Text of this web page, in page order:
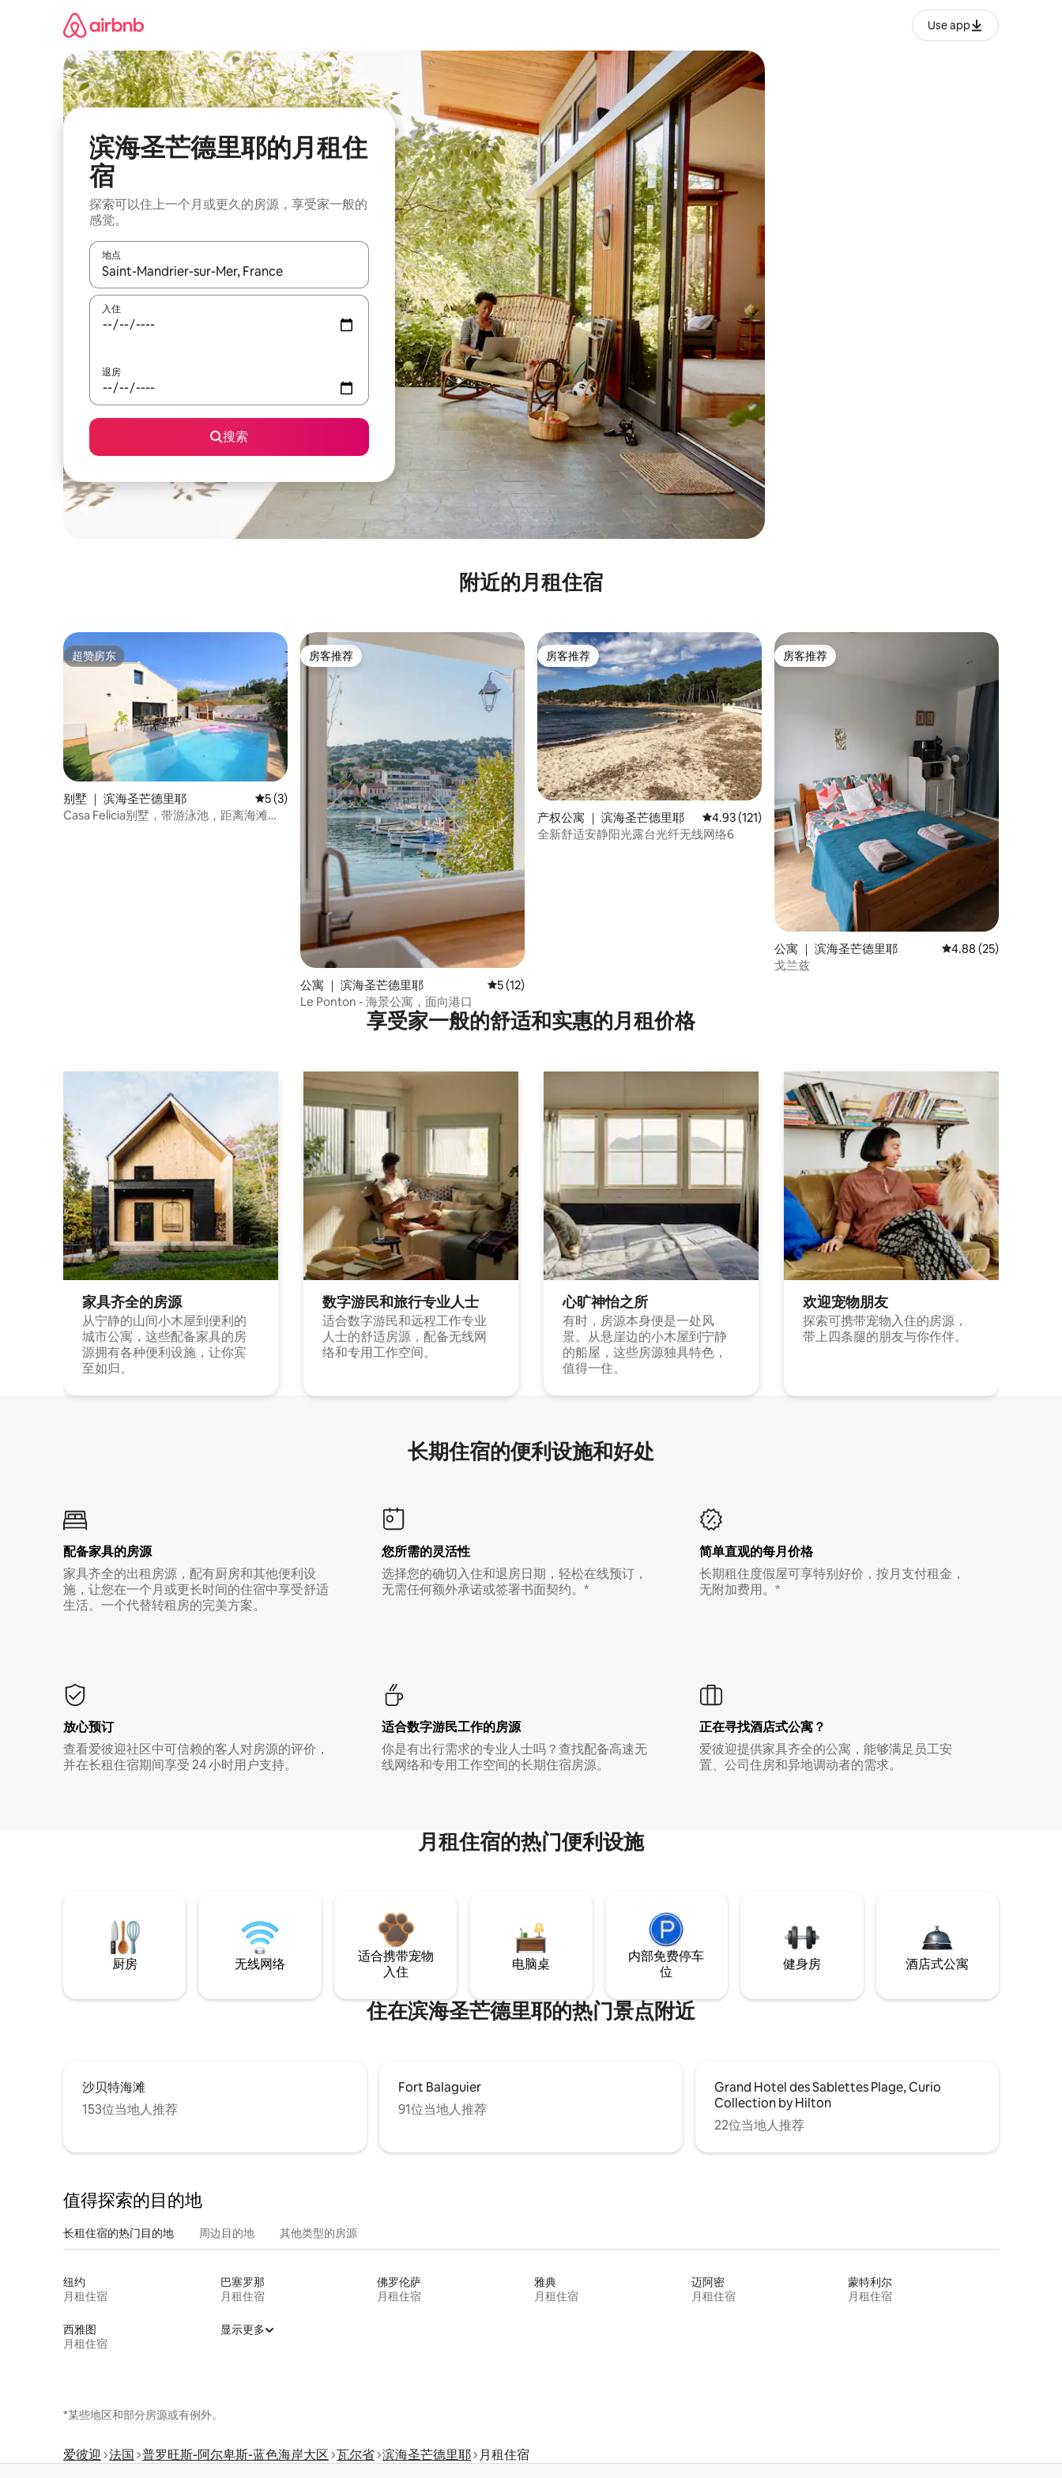
Use app
滨海圣芒德里耶的月租住
宿
探索可以住上一个月或更久的房源，享受家一般的
感觉。
地点
如有搜索结果，请使用上下方向键查看，或通过点击或滑动手势浏览。
入住
退房
搜索
附近的月租住宿
超赞房东
超赞房东
别墅 ｜ 滨海圣芒德里耶 平均评分 5 分（满分 5 分），共 3 条评价
5 (3)
Casa Felicia别墅，带游泳池，距离海滩步
房客推荐
房客推荐
公寓 ｜ 滨海圣芒德里耶 平均评分 5 分（满分 5 分），共 12 条评价
5 (12)
Le Ponton - 海景公寓，面向港口
房客推荐
房客推荐
产权公寓 ｜ 滨海圣芒德里耶 平均评分 4.93 分（满分 5 分），共 121 条评价
4.93 (121)
全新舒适安静阳光露台光纤无线网络6
房客推荐
房客推荐
公寓 ｜ 滨海圣芒德里耶 平均评分 4.88 分（满
4.88 (25)
戈兰兹
享受家一般的舒适和实惠的月租价格
家具齐全的房源
从宁静的山间小木屋到便利的
城市公寓，这些配备家具的房
源拥有各种便利设施，让你宾
至如归。
数字游民和旅行专业人士
适合数字游民和远程工作专业
人士的舒适房源，配备无线网
络和专用工作空间。
心旷神怡之所
有时，房源本身便是一处风
景。从悬崖边的小木屋到宁静
的船屋，这些房源独具特色，
值得一住。
欢迎宠物朋友
探索可携带宠物入住的房源，
带上四条腿的朋友与你作伴。
长期住宿的便利设施和好处
配备家具的房源
家具齐全的出租房源，配有厨房和其他便利设
施，让您在一个月或更长时间的住宿中享受舒适
生活。一个代替转租房的完美方案。
您所需的灵活性
选择您的确切入住和退房日期，轻松在线预订，
无需任何额外承诺或签署书面契约。*
简单直观的每月价格
长期租住度假屋可享特别好价，按月支付租金，
无附加费用。*
放心预订
查看爱彼迎社区中可信赖的客人对房源的评价，
并在长租住宿期间享受 24 小时用户支持。
适合数字游民工作的房源
你是有出行需求的专业人士吗？查找配备高速无
线网络和专用工作空间的长期住宿房源。
正在寻找酒店式公寓？
爱彼迎提供家具齐全的公寓，能够满足员工安
置、公司住房和异地调动者的需求。
月租住宿的热门便利设施
厨房 无线网络
适合携带宠物
入住
电脑桌
内部免费停车
位
健身房 酒店式公寓
住在滨海圣芒德里耶的热门景点附近
沙贝特海滩
153位当地人推荐
Fort Balaguier
91位当地人推荐
Grand Hotel des Sablettes Plage, Curio
Collection by Hilton
22位当地人推荐
值得探索的目的地
长租住宿的热门目的地 周边目的地 其他类型的房源
纽约
月租住宿
巴塞罗那
月租住宿
佛罗伦萨
月租住宿
雅典
月租住宿
迈阿密
月租住宿
蒙特利尔
月租住宿
西雅图
月租住宿
显示更多
*某些地区和部分房源或有例外。
爱彼迎 法国 普罗旺斯-阿尔卑斯-蓝色海岸大区 瓦尔省 滨海圣芒德里耶 月租住宿